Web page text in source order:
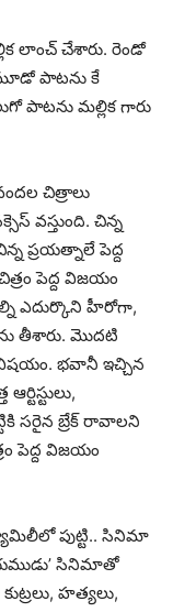
లాంచ్ చేశారు. రెండో
పాటను కే
పాటను మల్లిక గారు
చిత్రాలు
వస్తుంది. చిన్న
ప్రయత్నాలే పెద్ద
పెద్ద విజయం
ఎదుర్కొని హీరోగా,
తీశారు. మొదటి
భవానీ ఇచ్చిన
సరైన బ్రేక్ రావాలని
పెద్ద విజయం
పుట్టి.. సినిమా
సినిమాతో
హత్యలు,